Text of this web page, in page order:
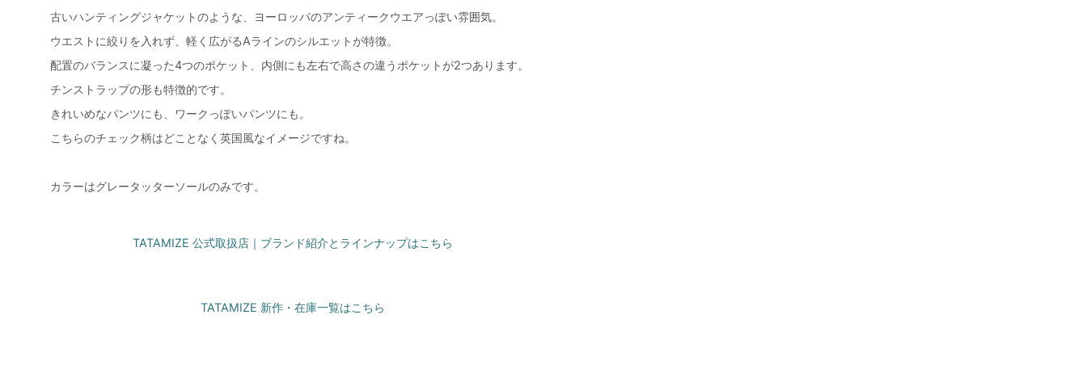
古いハンティングジャケットのような、ヨーロッパのアンティークウエアっぽい雰囲気。
ウエストに絞りを入れず、軽く広がるAラインのシルエットが特徴。
配置のバランスに凝った4つのポケット、内側にも左右で高さの違うポケットが2つあります。
チンストラップの形も特徴的です。
きれいめなパンツにも、ワークっぽいパンツにも。
こちらのチェック柄はどことなく英国風なイメージですね。
カラーはグレータッターソールのみです。
TATAMIZE 公式取扱店｜ブランド紹介とラインナップはこちら
TATAMIZE 新作・在庫一覧はこちら